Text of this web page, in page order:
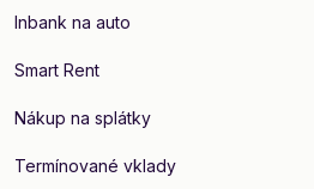
Inbank na auto
Smart Rent
Nákup na splátky
Termínované vklady